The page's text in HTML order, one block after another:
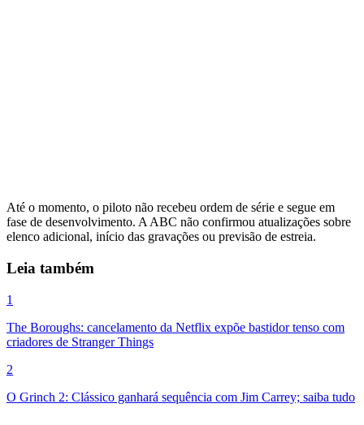
Até o momento, o piloto não recebeu ordem de série e segue em
fase de desenvolvimento. A ABC não confirmou atualizações sobre
elenco adicional, início das gravações ou previsão de estreia.
Leia também
1
The Boroughs: cancelamento da Netflix expõe bastidor tenso com
criadores de Stranger Things
2
O Grinch 2: Clássico ganhará sequência com Jim Carrey; saiba tudo